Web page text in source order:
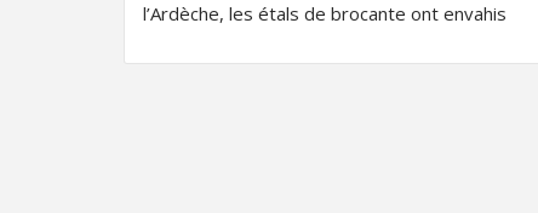
l’Ardèche, les étals de brocante ont envahis